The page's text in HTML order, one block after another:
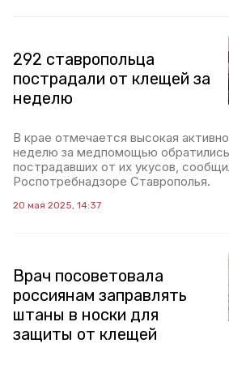
292 ставропольца
пострадали от клещей за
неделю
В крае отмечается высокая
неделю за медпомощью обратились
пострадавших от их укусов,
Роспотребнадзоре Ставрополья.
20 мая 2025, 14:37
Врач посоветовала
россиянам заправлять
штаны в носки для
защиты от клещей